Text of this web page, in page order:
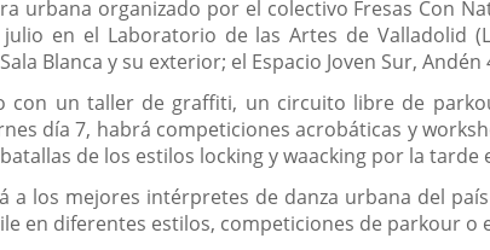
urbana organizado por el colectivo Fresas Con
en el Laboratorio de las Artes de Valladolid
Blanca y su exterior; el Espacio Joven Sur,
con un taller de graffiti, un circuito libre de
día 7, habrá competiciones acrobáticas y
de los estilos locking y waacking por la tarde
los mejores intérpretes de danza urbana del
en diferentes estilos, competiciones de parkour o